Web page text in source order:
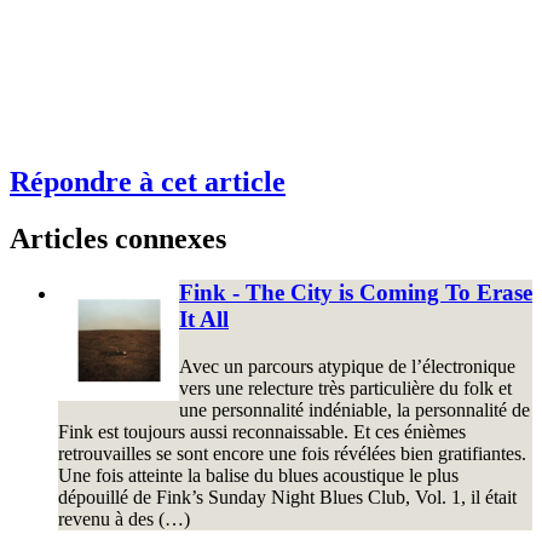
Répondre à cet article
Articles connexes
Fink - The City is Coming To Erase
It All
Avec un parcours atypique de l’électronique
vers une relecture très particulière du folk et
une personnalité indéniable, la personnalité de
Fink est toujours aussi reconnaissable. Et ces énièmes
retrouvailles se sont encore une fois révélées bien gratifiantes.
Une fois atteinte la balise du blues acoustique le plus
dépouillé de Fink’s Sunday Night Blues Club, Vol. 1, il était
revenu à des (…)